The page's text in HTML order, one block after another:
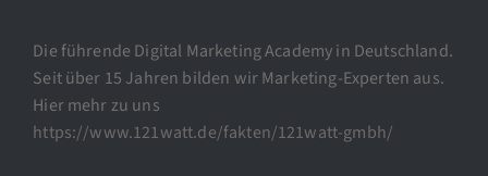
Die führende Digital Marketing Academy in Deutschland.
Seit über 15 Jahren bilden wir Marketing-Experten aus.
Hier mehr zu uns
https://www.121watt.de/fakten/121watt-gmbh/